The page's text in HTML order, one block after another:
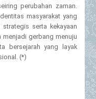
perubahan zaman.
masyarakat yang
serta kekayaan
menjadi gerbang menuju
bersejarah yang layak
(*)